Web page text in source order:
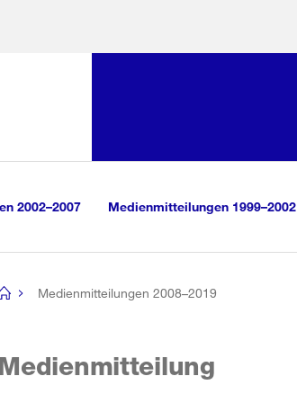
2002–2007 Medienmitteilungen 1999–2002
Medienmitteilungen 2008–2019